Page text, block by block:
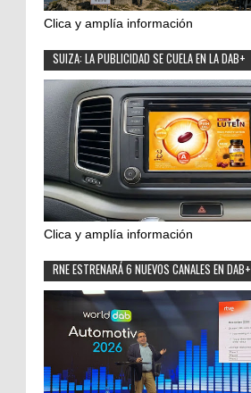
Clica y amplía información
SUIZA: LA PUBLICIDAD SE CUELA EN LA DAB+
Clica y amplía información
RNE ESTRENARÁ 6 NUEVOS CANALES EN DAB+